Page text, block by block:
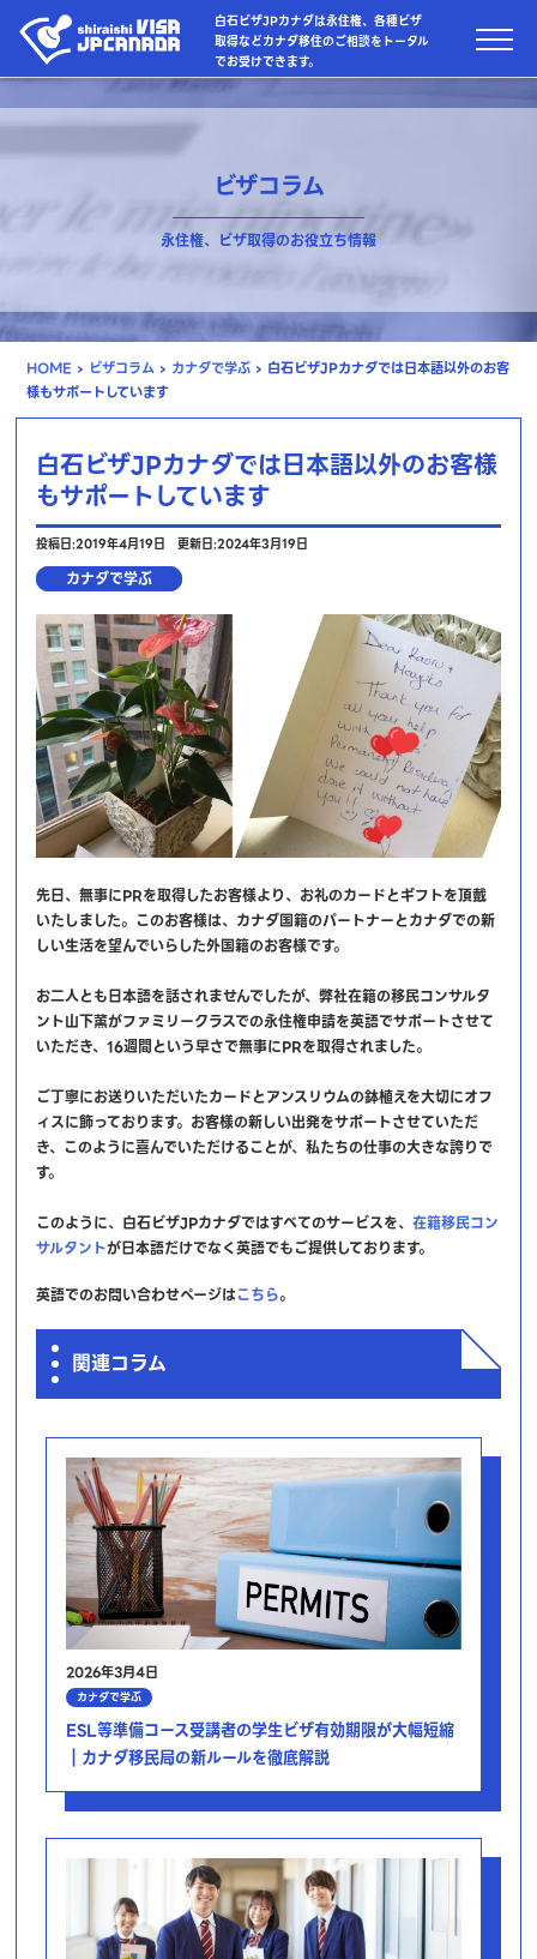
白石ビザJPカナダは永住権、各種ビザ
取得などカナダ移住のご相談をトータル
でお受けできます。
ビザコラム
永住権、ビザ取得のお役立ち情報
HOME › ビザコラム › カナダで学ぶ › 白石ビザJPカナダでは日本語以外のお客
様もサポートしています
白石ビザJPカナダでは日本語以外のお客様
もサポートしています
投稿日:2019年4月19日 更新日:2024年3月19日
カナダで学ぶ
先日、無事にPRを取得したお客様より、お礼のカードとギフトを頂戴
いたしました。このお客様は、カナダ国籍のパートナーとカナダでの新
しい生活を望んでいらした外国籍のお客様です。
お二人とも日本語を話されませんでしたが、弊社在籍の移民コンサルタ
ント山下薫がファミリークラスでの永住権申請を英語でサポートさせて
いただき、16週間という早さで無事にPRを取得されました。
ご丁寧にお送りいただいたカードとアンスリウムの鉢植えを大切にオフ
ィスに飾っております。お客様の新しい出発をサポートさせていただ
き、このように喜んでいただけることが、私たちの仕事の大きな誇りで
す。
このように、白石ビザJPカナダではすべてのサービスを、在籍移民コン
サルタントが日本語だけでなく英語でもご提供しております。
英語でのお問い合わせページはこちら。
関連コラム
2026年3月4日
カナダで学ぶ
ESL等準備コース受講者の学生ビザ有効期限が大幅短縮
｜カナダ移民局の新ルールを徹底解説